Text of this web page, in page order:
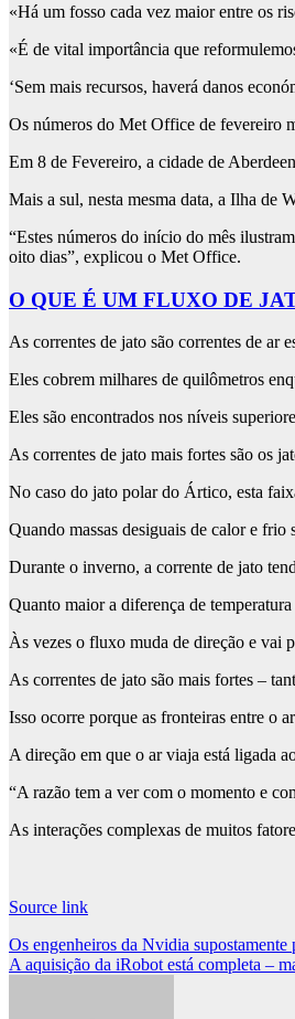
«Há um fosso cada vez maior entre os
«É de vital importância que
‘Sem mais recursos, haverá danos
Os números do Met Office de fevereiro
Em 8 de Fevereiro, a cidade de
Mais a sul, nesta mesma data, a Ilha de
“Estes números do início do mês
oito dias”, explicou o Met Office.
O QUE É UM FLUXO DE
As correntes de jato são correntes de ar
Eles cobrem milhares de quilômetros
Eles são encontrados nos níveis
As correntes de jato mais fortes são os
No caso do jato polar do Ártico, esta
Quando massas desiguais de calor e frio
Durante o inverno, a corrente de jato
Quanto maior a diferença de
Às vezes o fluxo muda de direção e vai
As correntes de jato são mais fortes –
Isso ocorre porque as fronteiras entre o
A direção em que o ar viaja está ligada
“A razão tem a ver com o momento e
As interações complexas de muitos
Source link
Post
navigation
Os engenheiros da Nvidia
A aquisição da iRobot está completa –